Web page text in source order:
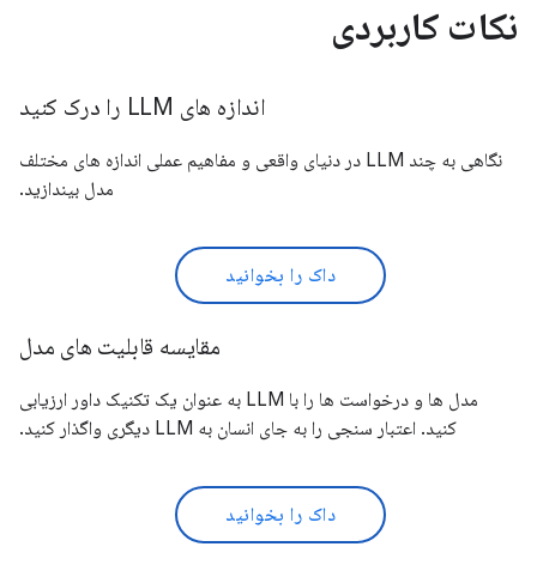
نکات کاربردی
اندازه های LLM را درک کنید
نگاهی به چند LLM در دنیای واقعی و مفاهیم عملی اندازه های مختلف
مدل بیندازید.
داک را بخوانید
مقایسه قابلیت های مدل
مدل ها و درخواست ها را با LLM به عنوان یک تکنیک داور ارزیابی
کنید. اعتبار سنجی را به جای انسان به LLM دیگری واگذار کنید.
داک را بخوانید